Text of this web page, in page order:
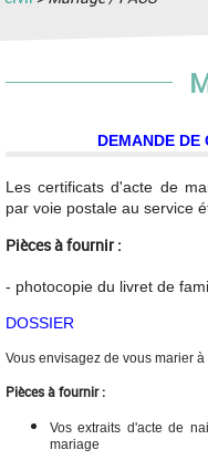
DEMANDE DE
Les certificats d'acte de
par voie postale au service
Pièces à fournir :
- photocopie du livret de
DOSSIER
Vous envisagez de vous marier
Pièces à fournir :
Vos extraits d'acte de
mariage